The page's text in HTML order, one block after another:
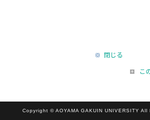
閉じる
こ
Copyright © AOYAMA GAKUIN UNIVERSITY All